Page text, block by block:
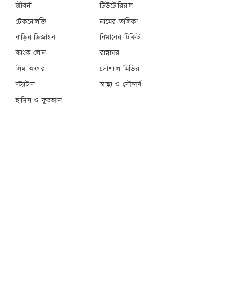
জীবনী
টিউটোরিয়াল
টেকনোলজি
নামের তালিকা
বাড়ির ডিজাইন
বিমানের টিকিট
ব্যাংক লোন
রান্নাঘর
সিম অফার
সোশ্যাল মিডিয়া
স্ট্যাটাস
স্বাস্থ্য ও সৌন্দর্য
হাদিস ও কুরআন